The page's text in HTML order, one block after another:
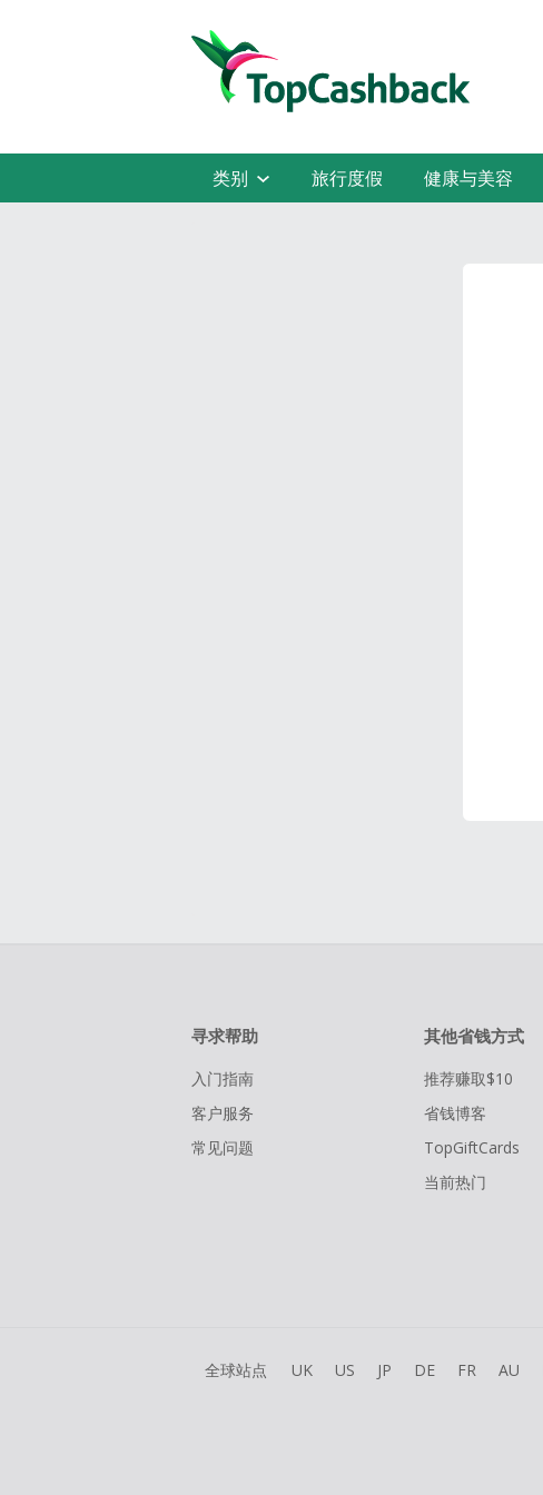
类别 旅行度假 健康与美容
寻求帮助
入门指南
客户服务
常见问题
其他省钱方式
推荐赚取$10
省钱博客
TopGiftCards
当前热门
全球站点 UK US JP DE FR AU